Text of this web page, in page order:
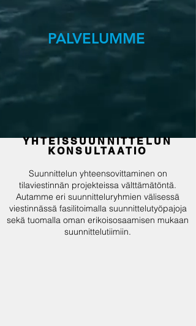
PALVELUMME
YHTEISSUUNNITTELUN
KONSULTAATIO
Suunnittelun yhteensovittaminen on
tilaviestinnän projekteissa välttämätöntä.
Autamme eri suunnitteluryhmien välisessä
viestinnässä fasilitoimalla suunnittelutyöpajoja
sekä tuomalla oman erikoisosaamisen mukaan
suunnittelutiimiin.